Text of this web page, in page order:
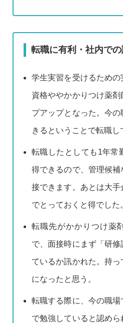
転職に有利・社内で
学生実習を受けるため
資格ややかかりつけ薬
プアップとなった。今
きるということで転職し
転職したとしても1年常
得できるので、管理候
接できます。あとは大
でとっておくと得でした
転職先がかかりつけ薬
で、面接時にまず「研
ているか訊かれた。持っ
になったと思う。
転職する際に、今の職
で勉強していると認め